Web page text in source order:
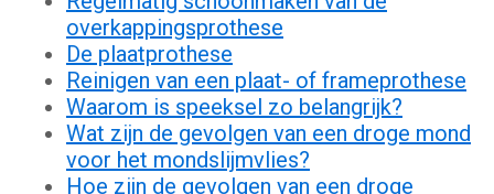
overkappingsprothese
De plaatprothese
Reinigen van een plaat- of frameprothese
Waarom is speeksel zo belangrijk?
Wat zijn de gevolgen van een droge mond
voor het mondslijmvlies?
Hoe zijn de gevolgen van een droge